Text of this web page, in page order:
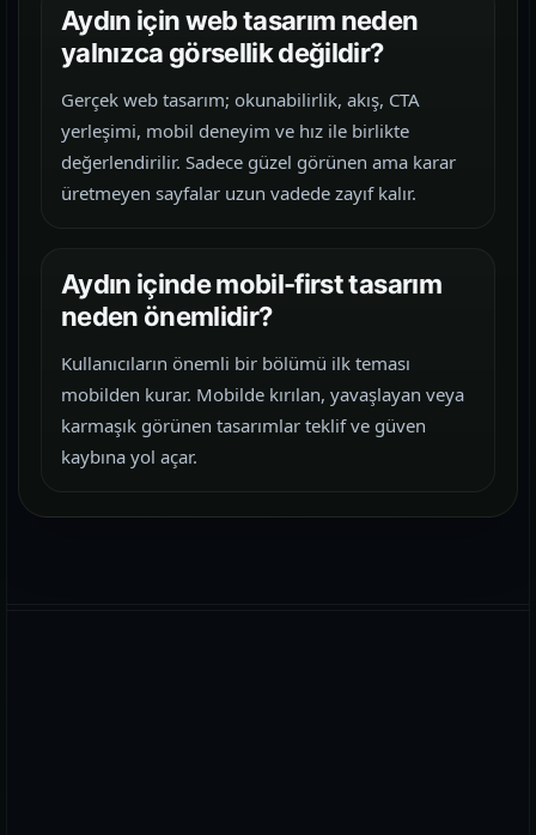
Aydın için web tasarım neden
yalnızca görsellik değildir?
Gerçek web tasarım; okunabilirlik, akış, CTA
yerleşimi, mobil deneyim ve hız ile birlikte
değerlendirilir. Sadece güzel görünen ama karar
üretmeyen sayfalar uzun vadede zayıf kalır.
Aydın içinde mobil-first tasarım
neden önemlidir?
Kullanıcıların önemli bir bölümü ilk teması
mobilden kurar. Mobilde kırılan, yavaşlayan veya
karmaşık görünen tasarımlar teklif ve güven
kaybına yol açar.